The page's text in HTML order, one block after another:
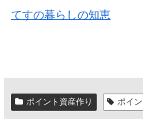
てすの暮らしの知恵
ポイント資産作り ポイン